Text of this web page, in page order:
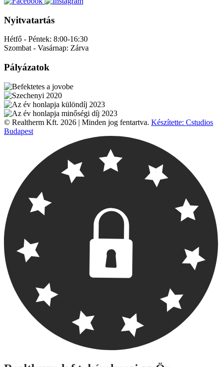
Nyitvatartás
Hétfő - Péntek: 8:00-16:30
Szombat - Vasárnap: Zárva
Pályázatok
© Realtherm Kft. 2026 | Minden jog fentartva. Készítette: Cstudios
Budapest